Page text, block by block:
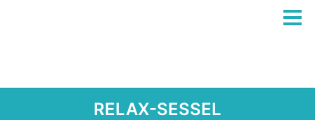
RELAX-SESSEL